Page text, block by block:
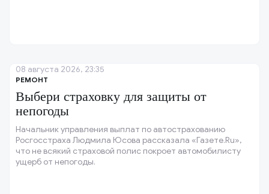
РЕМОНТ
Выбери страховку для защиты от
непогоды
Начальник управления выплат по автострахованию
Росгосстраха Людмила Юсова рассказала «Газете.Ru»,
что не всякий страховой полис покроет автомобилисту
ущерб от непогоды.
08 августа 2026, 23:35